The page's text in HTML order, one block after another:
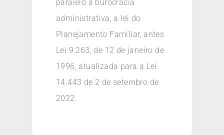
paralelo à burocracia
administrativa, a lei do
Planejamento Familiar, antes
Lei 9.263, de 12 de janeiro de
1996, atualizada para a Lei
14.443 de 2 de setembro de
2022.